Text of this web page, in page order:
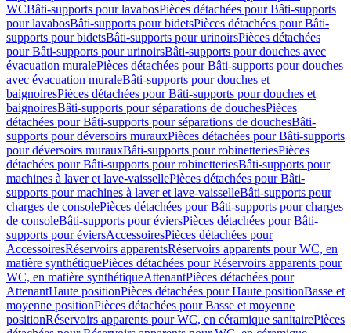
WCBâti-supports pour lavabosPièces détachées pour Bâti-supports
pour lavabosBâti-supports pour bidetsPièces détachées pour Bâti-
supports pour bidetsBâti-supports pour urinoirsPièces détachées
pour Bâti-supports pour urinoirsBâti-supports pour douches avec
évacuation muralePièces détachées pour Bâti-supports pour douches
avec évacuation muraleBâti-supports pour douches et
baignoiresPièces détachées pour Bâti-supports pour douches et
baignoiresBâti-supports pour séparations de douchesPièces
détachées pour Bâti-supports pour séparations de douchesBâti-
supports pour déversoirs murauxPièces détachées pour Bâti-supports
pour déversoirs murauxBâti-supports pour robinetteriesPièces
détachées pour Bâti-supports pour robinetteriesBâti-supports pour
machines à laver et lave-vaissellePièces détachées pour Bâti-
supports pour machines à laver et lave-vaisselleBâti-supports pour
charges de consolePièces détachées pour Bâti-supports pour charges
de consoleBâti-supports pour éviersPièces détachées pour Bâti-
supports pour éviersAccessoiresPièces détachées pour
AccessoiresRéservoirs apparentsRéservoirs apparents pour WC, en
matière synthétiquePièces détachées pour Réservoirs apparents pour
WC, en matière synthétiqueAttenantPièces détachées pour
AttenantHaute positionPièces détachées pour Haute positionBasse et
moyenne positionPièces détachées pour Basse et moyenne
positionRéservoirs apparents pour WC, en céramique sanitairePièces